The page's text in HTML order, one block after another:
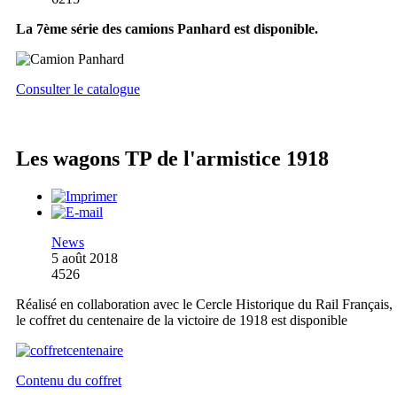
La 7ème série des camions Panhard est disponible.
Consulter le catalogue
Les wagons TP de l'armistice 1918
News
5 août 2018
4526
Réalisé en collaboration avec le Cercle Historique du Rail Français,
le coffret du centenaire de la victoire de 1918 est disponible
Contenu du coffret